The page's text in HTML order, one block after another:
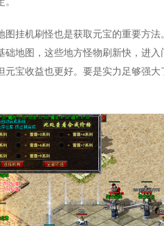
图挂机刷怪也是获取元宝的重要方
础地图，这些地方怪物刷新快，进
元宝收益也更好。要是实力足够强